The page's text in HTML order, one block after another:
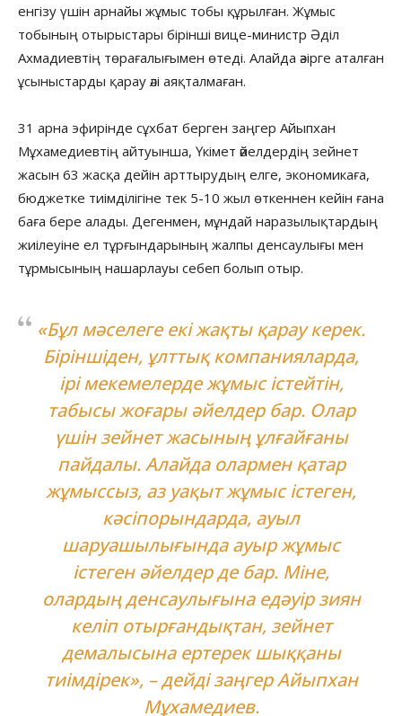
енгізу үшін арнайы жұмыс тобы құрылған. Жұмыс
тобының отырыстары бірінші вице-министр Әділ
Ахмадиевтің төрағалығымен өтеді. Алайда әзірге аталған
ұсыныстарды қарау әлі аяқталмаған.
31 арна эфирінде сұхбат берген заңгер Айыпхан
Мұхамедиевтің айтуынша, Үкімет әйелдердің зейнет
жасын 63 жасқа дейін арттырудың елге, экономикаға,
бюджетке тиімділігіне тек 5-10 жыл өткеннен кейін ғана
баға бере алады. Дегенмен, мұндай наразылықтардың
жиілеуіне ел тұрғындарының жалпы денсаулығы мен
тұрмысының нашарлауы себеп болып отыр.
«Бұл мәселеге екі жақты қарау керек.
Біріншіден, ұлттық компанияларда,
ірі мекемелерде жұмыс істейтін,
табысы жоғары әйелдер бар. Олар
үшін зейнет жасының ұлғайғаны
пайдалы. Алайда олармен қатар
жұмыссыз, аз уақыт жұмыс істеген,
кәсіпорындарда, ауыл
шаруашылығында ауыр жұмыс
істеген әйелдер де бар. Міне,
олардың денсаулығына едәуір зиян
келіп отырғандықтан, зейнет
демалысына ертерек шыққаны
тиімдірек», – дейді заңгер Айыпхан
Мұхамедиев.